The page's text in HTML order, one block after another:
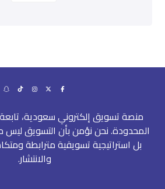
منصة تسويق إلكتروني سعودية،
المحدودة. نحن نؤمن بأن التسويق ليس
بل استراتيجية تسويقية مترابطة
والانتشار.